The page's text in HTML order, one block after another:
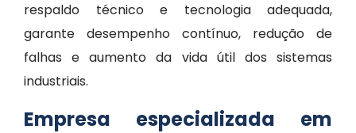
respaldo técnico e tecnologia adequada,
garante desempenho contínuo, redução de
falhas e aumento da vida útil dos sistemas
industriais.
Empresa especializada em